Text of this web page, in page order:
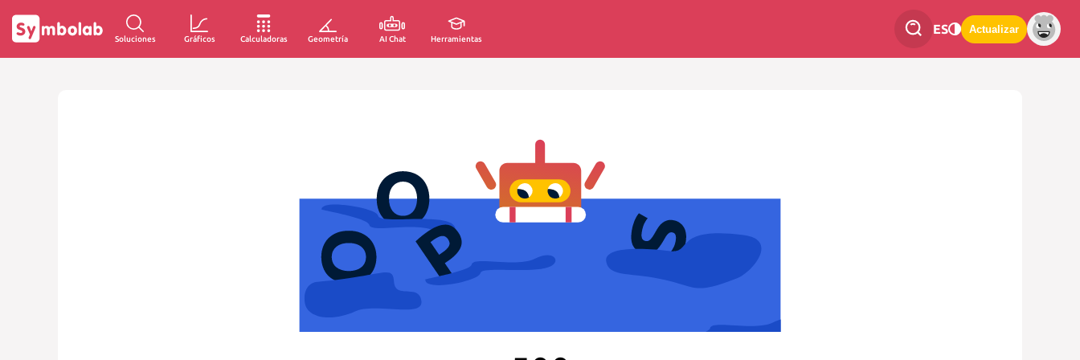
Soluciones Gráficos Calculadoras Geometría AI Chat Herramientas
ES Actualizar